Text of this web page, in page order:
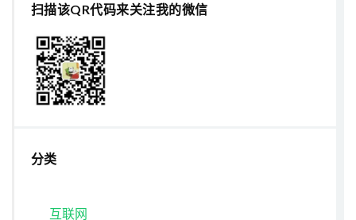
扫描该QR代码来关注我的微信
分类
互联网